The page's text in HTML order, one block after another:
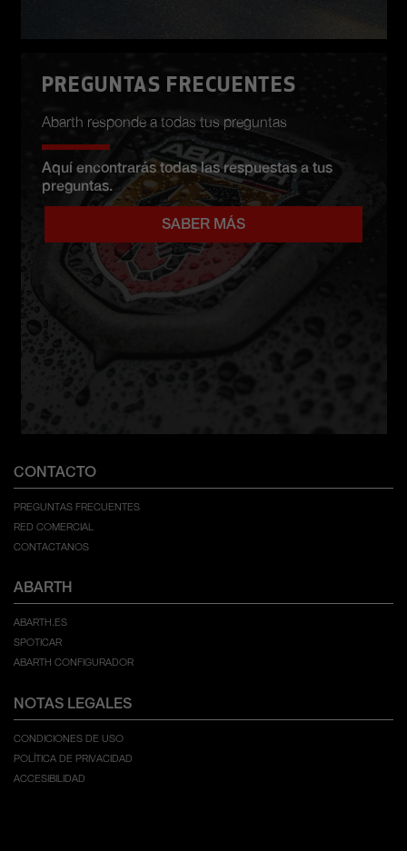
PREGUNTAS FRECUENTES
Abarth responde a todas tus preguntas
Aquí encontrarás todas las respuestas a tus
preguntas.
SABER MÁS
CONTACTO
PREGUNTAS FRECUENTES
RED COMERCIAL
CONTACTANOS
ABARTH
ABARTH.ES
SPOTICAR
ABARTH CONFIGURADOR
NOTAS LEGALES
CONDICIONES DE USO
POLÍTICA DE PRIVACIDAD
ACCESIBILIDAD